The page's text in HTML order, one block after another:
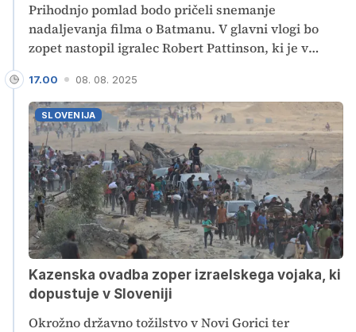
Prihodnjo pomlad bodo pričeli snemanje
nadaljevanja filma o Batmanu. V glavni vlogi bo
zopet nastopil igralec Robert Pattinson, ki je v
režiserja Christopherja Nolana in tretjega dela
Dune v režiji Denisa Villeneuva. V kinematografih
bo film na sporedu oktobra 2027.
SLOVENIJA
17.00 08. 08. 2025
Kazenska ovadba zoper izraelskega vojaka, ki
dopustuje v Sloveniji
Okrožno državno tožilstvo v Novi Gorici ter